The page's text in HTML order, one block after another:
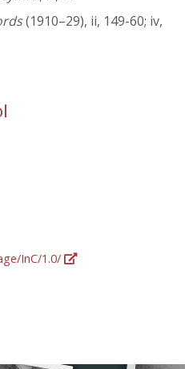
(1910–29), ii, 149-60; iv,
InC/1.0/